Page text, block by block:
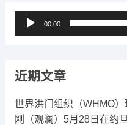
频
放
00:00
近期文章
世界洪门组织（WHMO
刚（观澜）5月28日在约